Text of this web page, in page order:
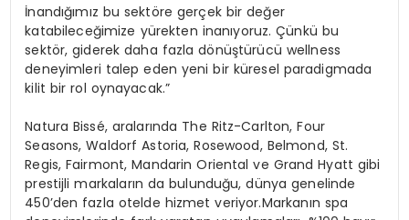
İnandığımız bu sektöre gerçek bir değer
katabileceğimize yürekten inanıyoruz. Çünkü bu
sektör, giderek daha fazladönüştürücü wellness
deneyimleri talep eden yeni bir küresel paradigmada
kilit bir rol oynayacak.”
Natura Bissé, aralarında The Ritz-Carlton, Four
Seasons, Waldorf Astoria, Rosewood, Belmond, St.
Regis, Fairmont, Mandarin Oriental ve Grand Hyatt gibi
prestijli markaların da bulunduğu, dünya genelinde
450’den fazla otelde hizmet veriyor.Markanın spa